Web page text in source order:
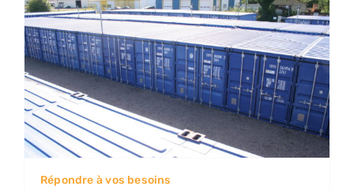
Répondre à vos besoins